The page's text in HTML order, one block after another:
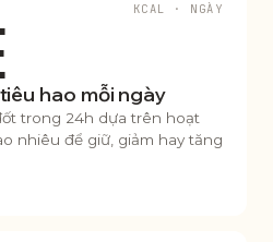
KCAL · NGÀY
hao mỗi ngày
trong 24h dựa trên hoạt
nhiêu để giữ, giảm hay tăng